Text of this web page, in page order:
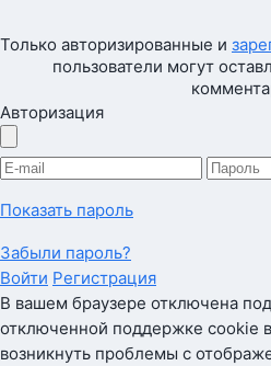
Только авторизированные и
пользователи могут
Авторизация
Показать пароль
Забыли пароль?
Войти Регистрация
В вашем браузере отключена
отключенной поддержке cookie
возникнуть проблемы с